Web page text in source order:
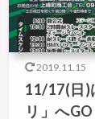
2019.11.15
11/17(日)
リ」へGO